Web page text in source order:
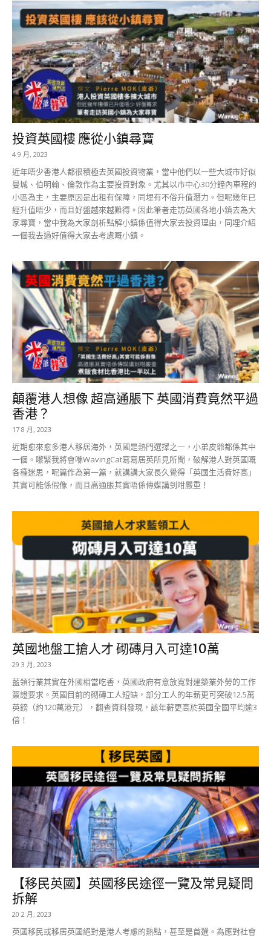
投資英國樓 應從小鎮尋寶
4 9 月, 2023
近年唔少香港人都很積極去英國投資物業，當中他們以一些大城市好似
曼城、伯明翰、倫敦作為主要投資對象。尤其以市中心30分鐘內車程的
小區為主，主要原因是出租有保障，同埋有不俗升值潛力。但呢幾年已
經升值唔少，而且好盤越來越難得。因此筆者走訪英國各地小鎮去為大
家尋寶，當中我為大家剖析點解小鎮係值得大家去投資理由，同埋介紹
一個我去過好值得大家去考慮嘅小鎮。
顛覆港人想像 超高通脹下 英國消費竟然平過
香港？
17 8 月, 2023
近期愈來愈多港人移居海外，英國是熱門選擇之一，小弟皮爺都係其中
一個。嚟緊我將會喺WavingCat寫寫居英所見所聞，破解港人對英國嘅
各種迷思，呢篇作為第一篇，就講講大家長久覺得「英國生活費好高」
其實可能係假像，而且高通脹其實唔係傳媒講到咁嚴重！
英國地盤工搶人才 砌磚月入可達10萬
29 3 月, 2023
藍領行業其實在外國相當吃香，英國政府有意放寬對建築業外勞的工作
簽證要求。英國目前的砌磚工人短缺，部分工人的年薪更可突破12.5萬
英鎊（約120萬港元），翻查資料發現，該年薪更高於英國全國平均逾3
倍！
【移民英國】英國移民途徑一覽及常見疑問
拆解
20 2 月, 2023
英國移民或移居英國絕對是港人考慮的熱點，甚至是首選。為應對社會